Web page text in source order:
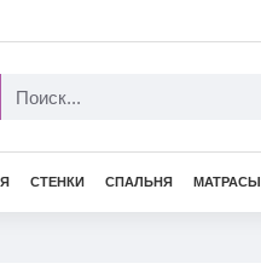
СТЕНКИ СПАЛЬНЯ МАТРАСЫ